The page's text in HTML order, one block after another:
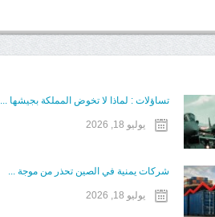
تساؤلات : لماذا لا تخوض المملكة بجيشها ...
يوليو 18, 2026
شركات يمنية في الصين تحذر من موجة ...
يوليو 18, 2026